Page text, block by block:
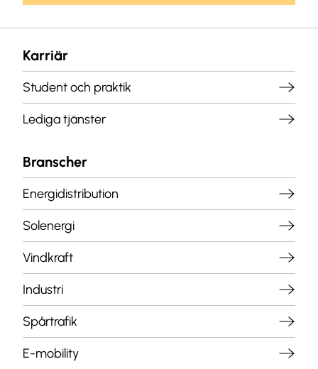
Karriär
Student och praktik
Lediga tjänster
Branscher
Energidistribution
Solenergi
Vindkraft
Industri
Spårtrafik
E-mobility